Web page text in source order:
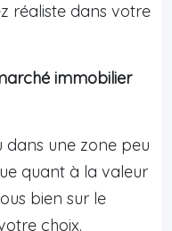
réaliste dans votre
immobilier
dans une zone peu
quant à la valeur
bien sur le
choix.